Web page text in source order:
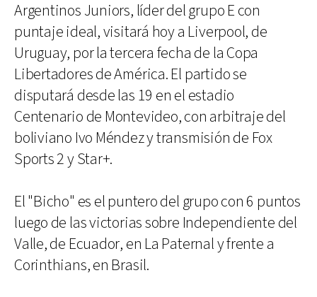
Argentinos Juniors, líder del grupo E con
puntaje ideal, visitará hoy a Liverpool, de
Uruguay, por la tercera fecha de la Copa
Libertadores de América. El partido se
disputará desde las 19 en el estadio
Centenario de Montevideo, con arbitraje del
boliviano Ivo Méndez y transmisión de Fox
Sports 2 y Star+.
El "Bicho" es el puntero del grupo con 6 puntos
luego de las victorias sobre Independiente del
Valle, de Ecuador, en La Paternal y frente a
Corinthians, en Brasil.